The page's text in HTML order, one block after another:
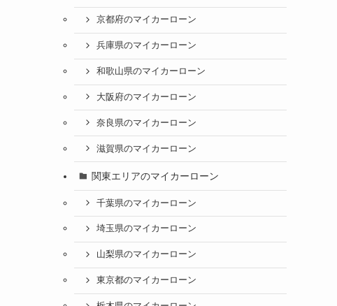
京都府のマイカーローン
兵庫県のマイカーローン
和歌山県のマイカーローン
大阪府のマイカーローン
奈良県のマイカーローン
滋賀県のマイカーローン
関東エリアのマイカーローン
千葉県のマイカーローン
埼玉県のマイカーローン
山梨県のマイカーローン
東京都のマイカーローン